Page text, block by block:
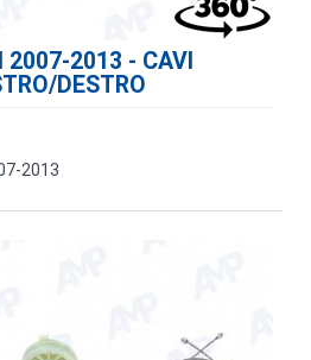
2007-2013 - CAVI
DESTRO
2013